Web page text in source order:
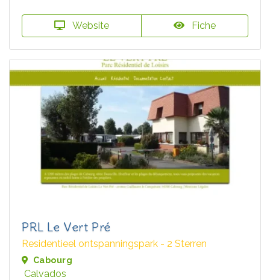
Website Fiche
PRL Le Vert Pré
Residentieel ontspanningspark - 2 Sterren
Cabourg
Calvados